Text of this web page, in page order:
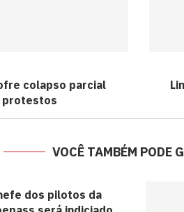
colapso parcial
protestos
VOCÊ TAMBÉM PODE
dos pilotos da